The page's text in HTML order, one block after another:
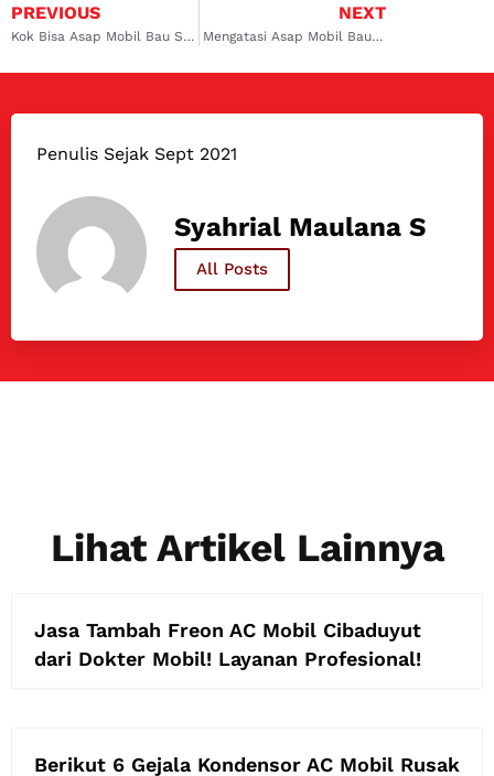
PREVIOUS
Kok Bisa Asap Mobil Bau Sangit? Ini Jawaban dan Solusinya
NEXT
Mengatasi Asap Mobil Bau Bensin
Penulis Sejak Sept 2021
Syahrial Maulana S
All Posts
Lihat Artikel Lainnya
Jasa Tambah Freon AC Mobil Cibaduyut
dari Dokter Mobil! Layanan Profesional!
Berikut 6 Gejala Kondensor AC Mobil Rusak